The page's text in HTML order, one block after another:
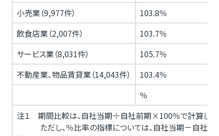
小売業（9,977件）
103.8％
飲食店業（2,007件）
103.7％
サービス業（8,031件）
105.7％
不動産業、物品賃貸業（14,043件）
103.4％
％
注１ 期間比較は、自社当期÷自社前期×100％で計算しま
ただし、％比率の指標については、自社当期－自社前